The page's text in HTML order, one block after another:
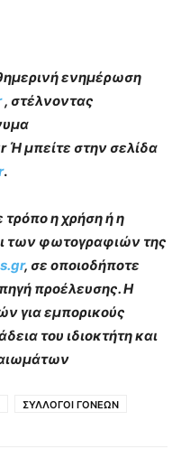
ενημέρωση
, στέλνοντας
μπείτε στην σελίδα
.
τρόπο η χρήση ή η
των φωτογραφιών της
, σε οποιοδήποτε
προέλευσης. Η
για εμπορικούς
του ιδιοκτήτη και
ΣΥΛΛΟΓΟΙ ΓΟΝΕΩΝ